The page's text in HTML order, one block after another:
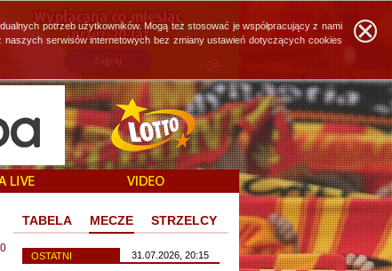
TABELA MECZE STRZELCY
OSTATNI 31.07.2026, 20:15
potrzeb użytkowników. Mogą też stosować je współpracujący z nami
naszych serwisów internetowych bez zmiany ustawień dotyczących cookies